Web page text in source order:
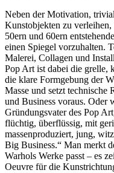
Neben der Motivation,
Kunstobjekten zu
50ern und 60ern
einen Spiegel vorzuhalten.
Malerei, Collagen und
Pop Art ist dabei die grelle,
die klare Formgebung der
Masse und setzt
und Business voraus. Oder
Gründungsvater des Pop
flüchtig, überflüssig, mit
massenproduziert, jung,
Big Business.“ Man merkt
Warhols Werke passt – es
Oeuvre für die